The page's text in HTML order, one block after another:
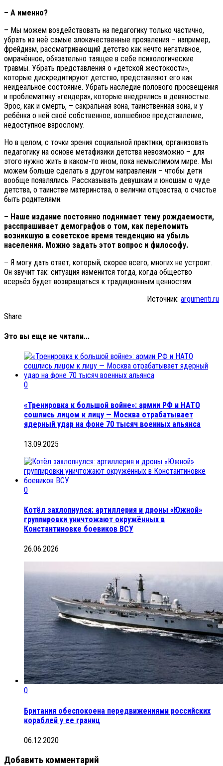
– А именно?
– Мы можем воздействовать на педагогику только частично,
убрать из неё самые злокачественные проявления – например,
фрейдизм, рассматривающий детство как нечто негативное,
омрачённое, обязательно таящее в себе психологические
травмы. Убрать представления о «детской жестокости»,
которые дискредитируют детство, представляют его как
неидеальное состояние. Убрать наследие полового просвещения
и проблематику «гендера», которые внедрялись в девяностые.
Эрос, как и смерть, – сакральная зона, таинственная зона, и у
ребёнка о ней своё собственное, волшебное представление,
недоступное взрослому.
Но в целом, с точки зрения социальной практики, организовать
педагогику на основе метафизики детства невозможно – для
этого нужно жить в каком-то ином, пока немыслимом мире. Мы
можем больше сделать в другом направлении – чтобы дети
вообще появлялись. Рассказывать девушкам и юношам о чуде
детства, о таинстве материнства, о величии отцовства, о счастье
быть родителями.
– Наше издание постоянно поднимает тему рождаемости,
расспрашивает демографов о том, как переломить
возникшую в советское время тенденцию на убыль
населения. Можно задать этот вопрос и философу.
– Я могу дать ответ, который, скорее всего, многих не устроит.
Он звучит так: ситуация изменится тогда, когда общество
всерьёз будет возвращаться к традиционным ценностям.
Источник: argumenti.ru
Share
Это вы еще не читали...
0
«Тренировка к большой войне»: армии РФ и НАТО
сошлись лицом к лицу — Москва отрабатывает
ядерный удар на фоне 70 тысяч военных альянса
13.09.2025
0
Котёл захлопнулся: артиллерия и дроны «Южной»
группировки уничтожают окружённых в
Константиновке боевиков ВСУ
26.06.2026
0
Британия обеспокоена передвижениями российских
кораблей у ее границ
06.12.2020
Добавить комментарий